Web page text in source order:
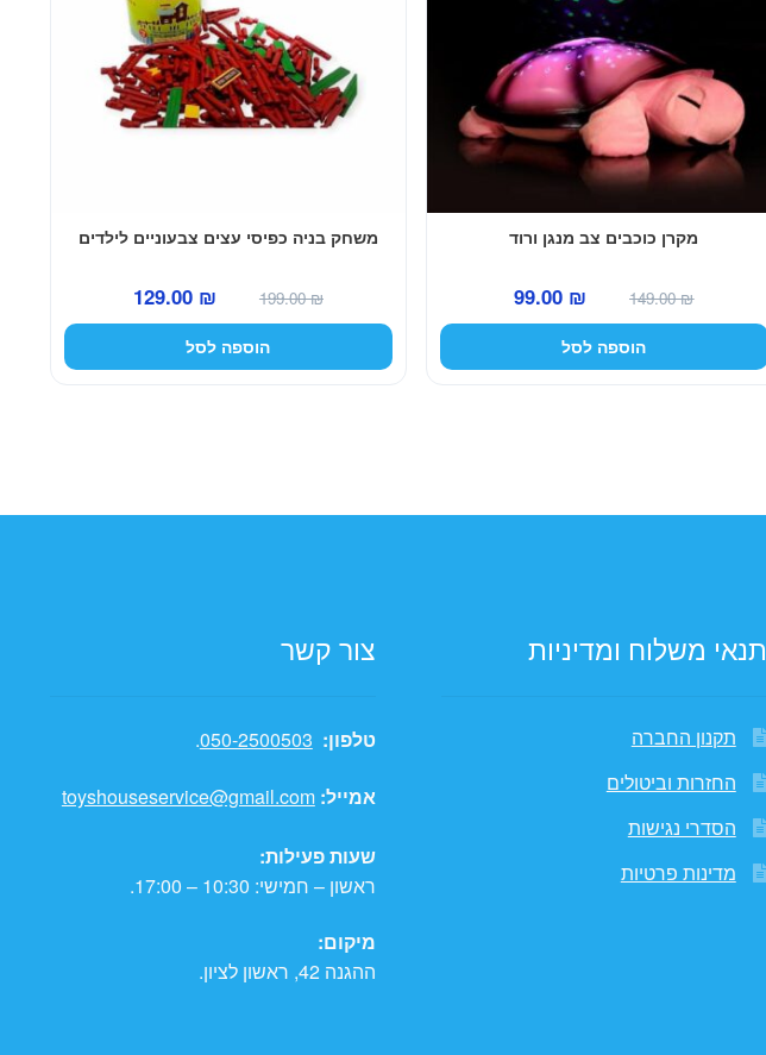
מקרן כוכבים צב מנגן ורוד
149.00₪
המחיר
המקורי
היה:
99.00 ₪
המחיר
הנוכחי
הוספה לסל
משחק בניה כפיסי עצים צבעוניים לילדים
199.00₪
המחיר
המקורי
היה:
129.00 ₪
הנוכחי
הוספה לסל
תנאי משלוח ומדיניות
תקנון החברה
החזרות וביטולים
הסדרי נגישות
מדינות פרטיות
צור קשר
טלפון: 050-2500503
.
אמייל: toyshouseservice@gmail.com
שעות פעילות:
ראשון – חמישי: 10:30 – 17:00.
מיקום:
ההגנה 42, ראשון לציון.